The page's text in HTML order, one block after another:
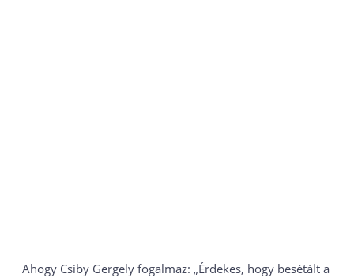
Ahogy Csiby Gergely fogalmaz: „Érdekes, hogy besétált a